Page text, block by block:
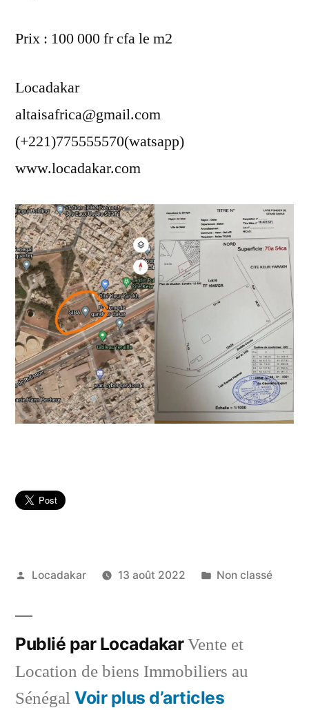
Prix : 100 000 fr cfa le m2
Locadakar
altaisafrica@gmail.com
(+221)775555570(watsapp)
www.locadakar.com
Publié
Locadakar 13 août 2022
Publié
Non classé
Publié par LocadakarVente et
Location de biens Immobiliers au
Sénégal Voir plus d’articles